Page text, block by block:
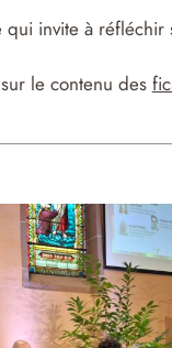
invite à réfléchir
le contenu des